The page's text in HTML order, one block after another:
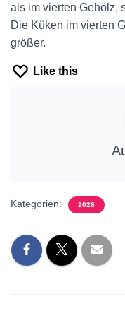
als im vierten Gehölz,
Die Küken im vierten
größer.
Like this
Kategorien: 2026